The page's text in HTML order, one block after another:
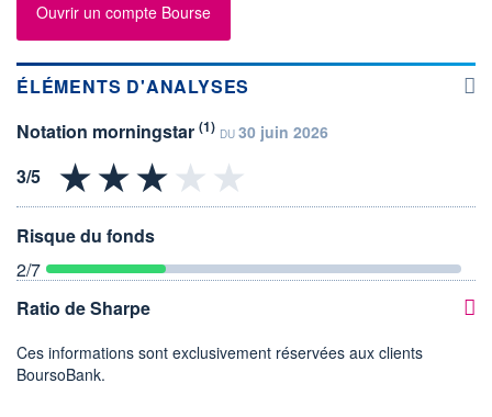
Ouvrir un compte Bourse
ÉLÉMENTS D'ANALYSES
Notation morningstar (1) DU 30 juin 2026
Risque du fonds
2/7
Ratio de Sharpe
Ces informations sont exclusivement réservées aux clients
BoursoBank.